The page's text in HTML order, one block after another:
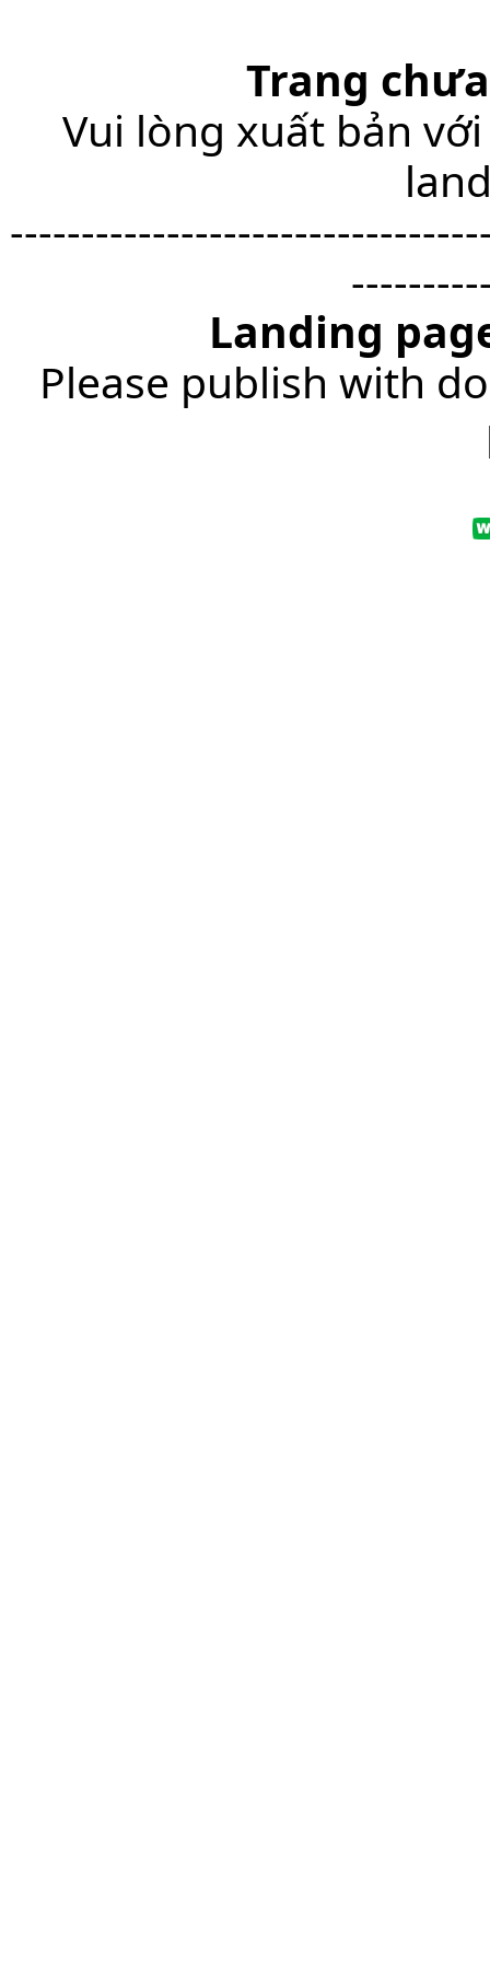
Trang
Vui lòng xuất bản
Landing
Please publish with